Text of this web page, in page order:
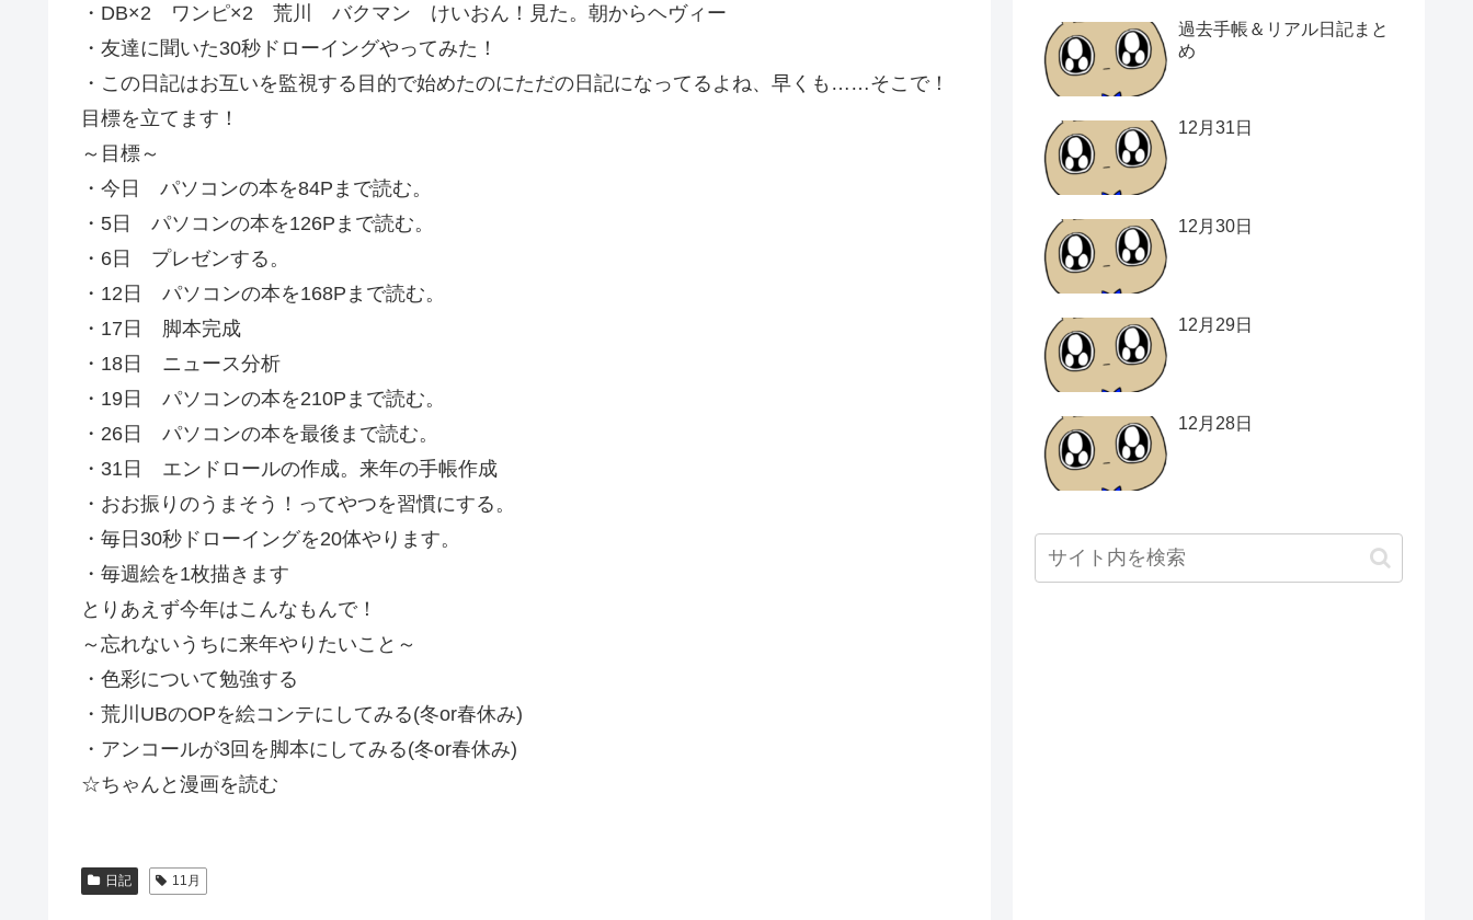
・DB×2 ワンピ×2 荒川 バクマン けいおん！見た。朝からヘヴィー
・友達に聞いた30秒ドローイングやってみた！
・この日記はお互いを監視する目的で始めたのにただの日記になってるよね、早くも……そこで！
目標を立てます！
～目標～
・今日 パソコンの本を84Pまで読む。
・5日 パソコンの本を126Pまで読む。
・6日 プレゼンする。
・12日 パソコンの本を168Pまで読む。
・17日 脚本完成
・18日 ニュース分析
・19日 パソコンの本を210Pまで読む。
・26日 パソコンの本を最後まで読む。
・31日 エンドロールの作成。来年の手帳作成
・おお振りのうまそう！ってやつを習慣にする。
・毎日30秒ドローイングを20体やります。
・毎週絵を1枚描きます
とりあえず今年はこんなもんで！
～忘れないうちに来年やりたいこと～
・色彩について勉強する
・荒川UBのOPを絵コンテにしてみる(冬or春休み)
・アンコールが3回を脚本にしてみる(冬or春休み)
☆ちゃんと漫画を読む
日記 11月
過去手帳＆リアル日記まと
め
12月31日
12月30日
12月29日
12月28日